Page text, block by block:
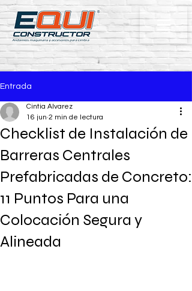
Entrada
Checklist de Instalación de
Barreras Centrales
Prefabricadas de Concreto:
11 Puntos Para una
Colocación Segura y
Alineada
Cintia Alvarez
16 jun 2 min de lectura